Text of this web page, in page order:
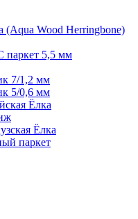
(Aqua Wood Herringbone)
паркет 5,5 мм
7/1,2 мм
5/0,6 мм
Ёлка
Ёлка
паркет